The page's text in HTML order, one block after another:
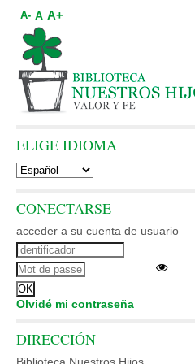
A- A A+
ELIGE IDIOMA
CONECTARSE
acceder a su cuenta de usuario
Olvidé mi contraseña
DIRECCIÓN